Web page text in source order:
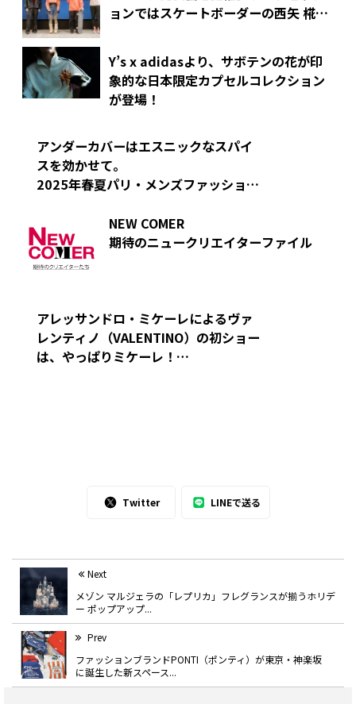
ョンではスケートボーダーの西矢 椛選
登場！
Y’s x adidasより、サボテンの花が印
象的な日本限定カプセルコレクション
が登場！
アンダーカバーはエスニックなスパイ
スを効かせて。
2025年春夏パリ・メンズファッション
NEW COMER
期待のニュークリエイターファイル
アレッサンドロ・ミケーレによるヴァ
レンティノ（VALENTINO）の初ショー
は、やっぱりミケーレ！
Twitter LINEで送る
Next
メゾン マルジェラの「レプリカ」フレグランスが揃うホリデ
ー ポップアップ...
Prev
ファッションブランドPONTI（ポンティ）が東京・神楽坂
に誕生した新スペース...